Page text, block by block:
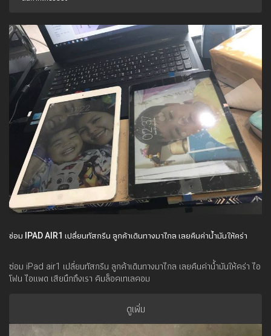
ซ่อม IPAD AIR1 เปลี่ยนทัสกรีน ลูกค้าเดินทางมาไกล เลยคืนค่าน้ำมันให้คร่า
ซ่อม iPad air1 เปลี่ยนทัสกรีน ลูกค้าเดินทางมาไกล เลยคืนค่าน้ำมันให้คร่า ไอ
โฟน ไอแพด เสียนึกถึงเรา คิมล็อคเทเลคอม
ดูเพิ่ม